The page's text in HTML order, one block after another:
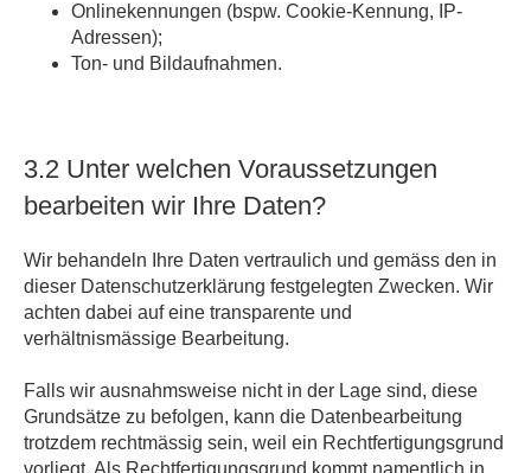
Onlinekennungen (bspw. Cookie-Kennung, IP-
Adressen);
Ton- und Bildaufnahmen.
3.2 Unter welchen Voraussetzungen
bearbeiten wir Ihre Daten?
Wir behandeln Ihre Daten vertraulich und gemäss den in
dieser Datenschutzerklärung festgelegten Zwecken. Wir
achten dabei auf eine transparente und
verhältnismässige Bearbeitung.
Falls wir ausnahmsweise nicht in der Lage sind, diese
Grundsätze zu befolgen, kann die Datenbearbeitung
trotzdem rechtmässig sein, weil ein Rechtfertigungsgrund
vorliegt. Als Rechtfertigungsgrund kommt namentlich in